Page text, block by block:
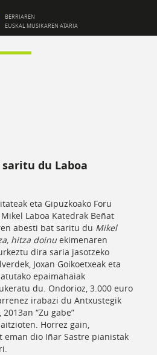
BERRIAREN
EUSKAL MUSIKAREN ATARIA
du Laboa
eta Gipuzkoako Foru
Laboa Katedrak Beñat
abesti bat saritu du Mikel
hitza doinu ekimenaren
dira saria jasotzeko
Joxan Goikoetxeak eta
epaimahaiak
du. Ondorioz, 3.000 euro
irabazi du Antxustegik
“Zu gabe”
Horrez gain,
eman dio Iñar Sastre pianistak